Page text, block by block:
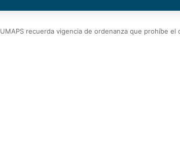
UMAPS recuerda vigencia de ordenanza que prohíbe